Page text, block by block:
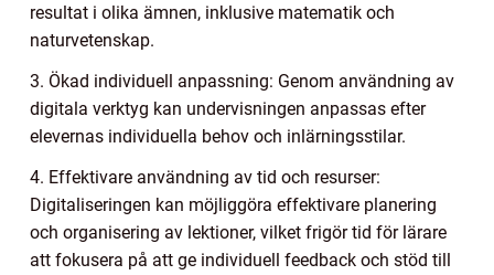
resultat i olika ämnen, inklusive matematik och
naturvetenskap.
3. Ökad individuell anpassning: Genom användning av
digitala verktyg kan undervisningen anpassas efter
elevernas individuella behov och inlärningsstilar.
4. Effektivare användning av tid och resurser:
Digitaliseringen kan möjliggöra effektivare planering
och organisering av lektioner, vilket frigör tid för lärare
att fokusera på att ge individuell feedback och stöd till